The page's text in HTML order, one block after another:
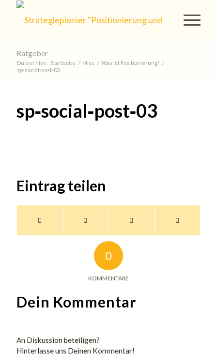
Ratgeber
Du bist hier: Startseite / Misc / Was ist Positionierung? /
sp‐social‐post‐03
sp‐social‐post‐03
Eintrag teilen
0
KOMMENTARE
Dein Kommentar
An Diskussion beteiligen?
Hinterlasse uns Deinen Kommentar!